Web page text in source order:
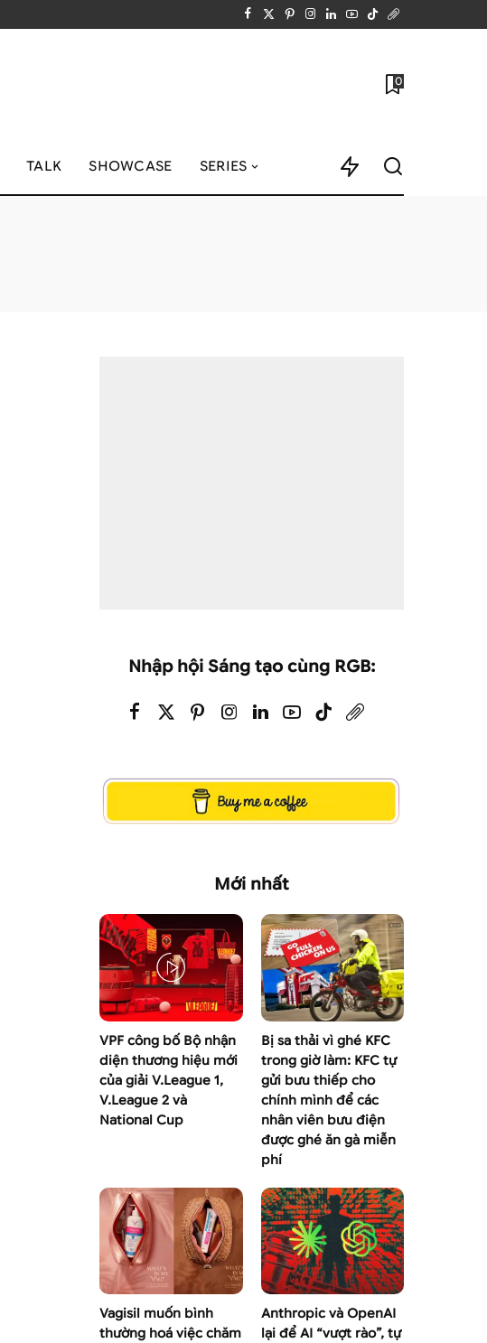
0
TALK SHOWCASE SERIES
Nhập hội Sáng tạo cùng RGB:
Mới nhất
VPF công bố Bộ nhận
diện thương hiệu mới
của giải V.League 1,
V.League 2 và
National Cup
Bị sa thải vì ghé KFC
trong giờ làm: KFC tự
gửi bưu thiếp cho
chính mình để các
nhân viên bưu điện
được ghé ăn gà miễn
phí
Vagisil muốn bình
thường hoá việc chăm
Anthropic và OpenAI
lại để AI “vượt rào”, tự